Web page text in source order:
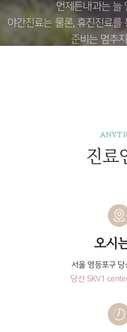
언제든내과는 늘
야간진료는 물론, 휴진진료
준비는 멈추
진료
오시
서울 영등포구
당산 SKV1